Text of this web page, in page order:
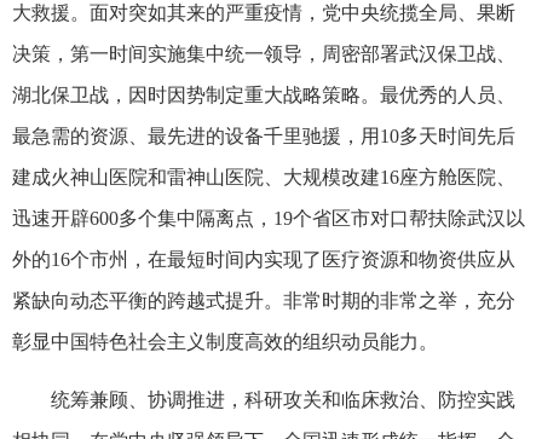
大救援。面对突如其来的严重疫情，党中央统揽全局、果断
决策，第一时间实施集中统一领导，周密部署武汉保卫战、
湖北保卫战，因时因势制定重大战略策略。最优秀的人员、
最急需的资源、最先进的设备千里驰援，用10多天时间先后
建成火神山医院和雷神山医院、大规模改建16座方舱医院、
迅速开辟600多个集中隔离点，19个省区市对口帮扶除武汉以
外的16个市州，在最短时间内实现了医疗资源和物资供应从
紧缺向动态平衡的跨越式提升。非常时期的非常之举，充分
彰显中国特色社会主义制度高效的组织动员能力。
统筹兼顾、协调推进，科研攻关和临床救治、防控实践